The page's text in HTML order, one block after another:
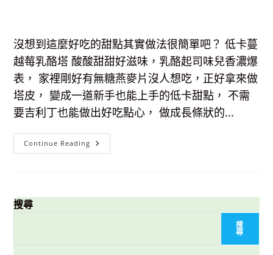
沒想到這麼好吃的甜點其實做法很簡單吧？ 低卡蔓
越莓乳酪塔 酸酸甜甜好滋味，乳酪起司味兒香濃爆
表， 家裡剛好有無糖燕麥片沒人想吃，正好拿來做
塔皮， 變成一道新手也能上手的低卡甜點， 不需
要吉利丁也能做出好吃點心， 做成長條狀的...
Continue Reading 【食
譜】
莓
搜尋
搜
尋